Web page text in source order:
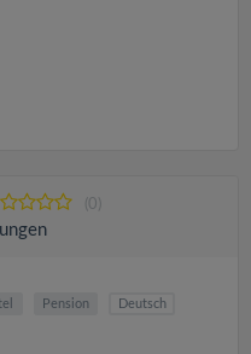
(0)
Pension Deutsch